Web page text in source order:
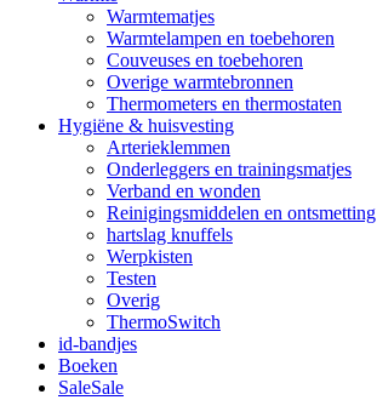
Warmtematjes
Warmtelampen en toebehoren
Couveuses en toebehoren
Overige warmtebronnen
Thermometers en thermostaten
Hygiëne & huisvesting
Arterieklemmen
Onderleggers en trainingsmatjes
Verband en wonden
Reinigingsmiddelen en ontsmetting
hartslag knuffels
Werpkisten
Testen
Overig
ThermoSwitch
id-bandjes
Boeken
SaleSale